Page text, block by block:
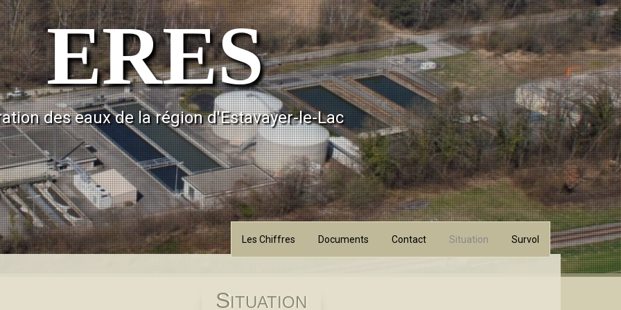
ERES
des eaux de la région d'Estavayer-le-Lac
Les Chiffres Documents Contact Situation Survol
SITUATION